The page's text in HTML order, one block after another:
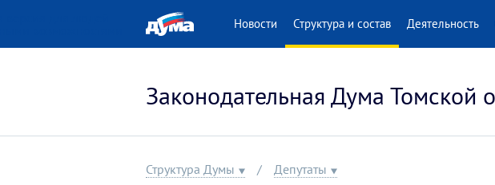
Новости Структура и состав Деятельность
Законодательная Дума Томской
Структура Думы Депутаты